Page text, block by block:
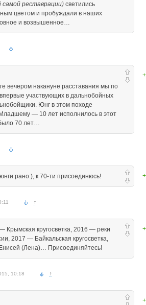
реставрации) светились
цветом и пробуждали в наших
и возвышенное…
вечером накануне расставания мы по
участвующих в дальнобойных
Юнг в этом походе
— 10 лет исполнилось в этот
70 лет…
рано:), к 70-ти присоединюсь!
↑
Крымская кругосветка, 2016 — реки
2017 — Байкальская кругосветка,
(Лена)… Присоединяйтесь!
10:18 ↑